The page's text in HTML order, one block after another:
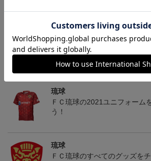
ヘルプページ
琉球
ＦＣ琉球の2021ユニフォーム
う！
琉球
ＦＣ琉球のすべてのグッズを